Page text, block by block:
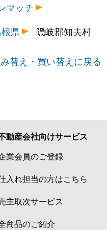
マッチ
県 隠岐郡知夫村
替え・買い替えに戻る
動産会社向けサービス
業会員のご登録
入れ担当の方はこちら
主取次サービス
商品のご紹介